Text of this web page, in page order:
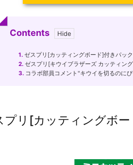
Contents
1. ゼスプリ[カッティングボード]付きパッ
2. ゼスプリ[キウイブラザーズ カッティン
3. コラボ部員コメント"キウイを切るのに
プリ[カッティングボ